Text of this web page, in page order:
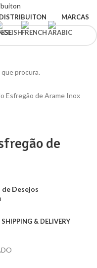
MARCAS
Esfregão de Arame Inox
de
Desejos
SHIPPING & DELIVERY
procura.